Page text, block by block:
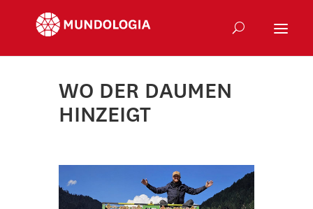
WO DER DAUMEN
HINZEIGT